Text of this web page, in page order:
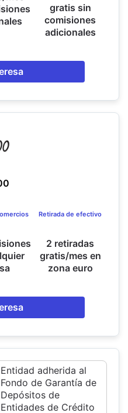
gratis sin
comisiones
adicionales
Retirada de efectivo
2 retiradas
gratis/mes en
zona euro
Entidad adherida al
Fondo de Garantía de
Depósitos de
Entidades de Crédito